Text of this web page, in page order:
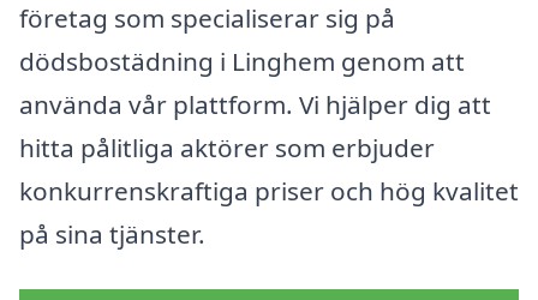
företag som specialiserar sig på
dödsbostädning i Linghem genom att
använda vår plattform. Vi hjälper dig att
hitta pålitliga aktörer som erbjuder
konkurrenskraftiga priser och hög kvalitet
på sina tjänster.